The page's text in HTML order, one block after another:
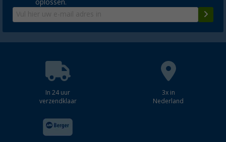
oplossen.
In 24 uur
verzendklaar
3x in
Nederland